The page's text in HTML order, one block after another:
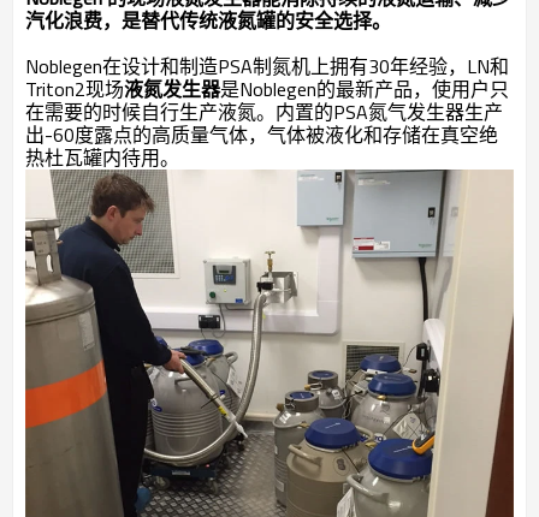
汽化浪费，是替代传统液氮罐的安全选择。
Noblegen在设计和制造PSA制氮机上拥有30年经验，LN和
Triton2现场液氮发生器是Noblegen的最新产品，使用户只
在需要的时候自行生产液氮。内置的PSA氮气发生器生产
出-60度露点的高质量气体，气体被液化和存储在真空绝
热杜瓦罐内待用。